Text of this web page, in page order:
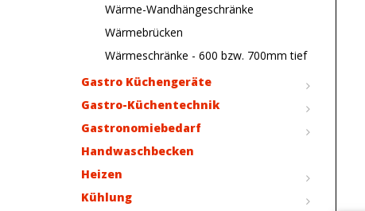
Wärme-Wandhängeschränke
Wärmebrücken
Wärmeschränke - 600 bzw. 700mm tief
Gastro Küchengeräte
Gastro-Küchentechnik
Gastronomiebedarf
Handwaschbecken
Heizen
Kühlung